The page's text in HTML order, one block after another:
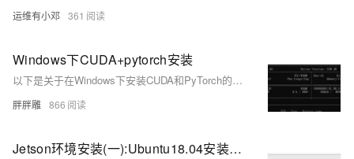
运维有小邓 361
Windows下CUDA+pytorch安装
以下是关于在Windows下安装CUDA和PyTorch的简要介绍及参考链接：
胖胖雕 866
Jetson环境安装(一):Ubuntu18.04安装pytorch、opencv、onnx、tensorflow、setuptools、pycuda....